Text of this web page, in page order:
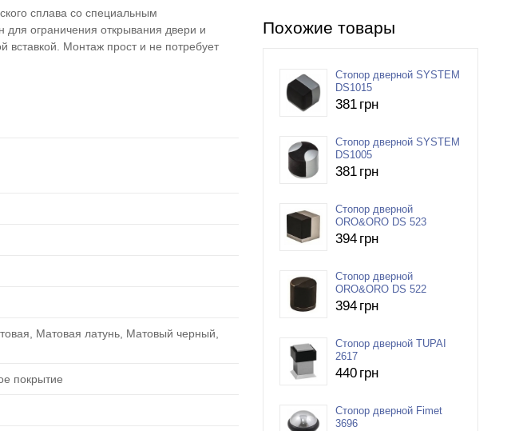
сплава со специальным
для ограничения открывания двери и
Монтаж прост и не потребует
Матовая латунь, Матовый черный,
покрытие
Похожие товары
Стопор дверной SYSTEM
DS1015
381 грн
Стопор дверной SYSTEM
DS1005
381 грн
Стопор дверной
ORO&ORO DS 523
394 грн
Стопор дверной
ORO&ORO DS 522
394 грн
Стопор дверной TUPAI
2617
440 грн
Стопор дверной Fimet
3696